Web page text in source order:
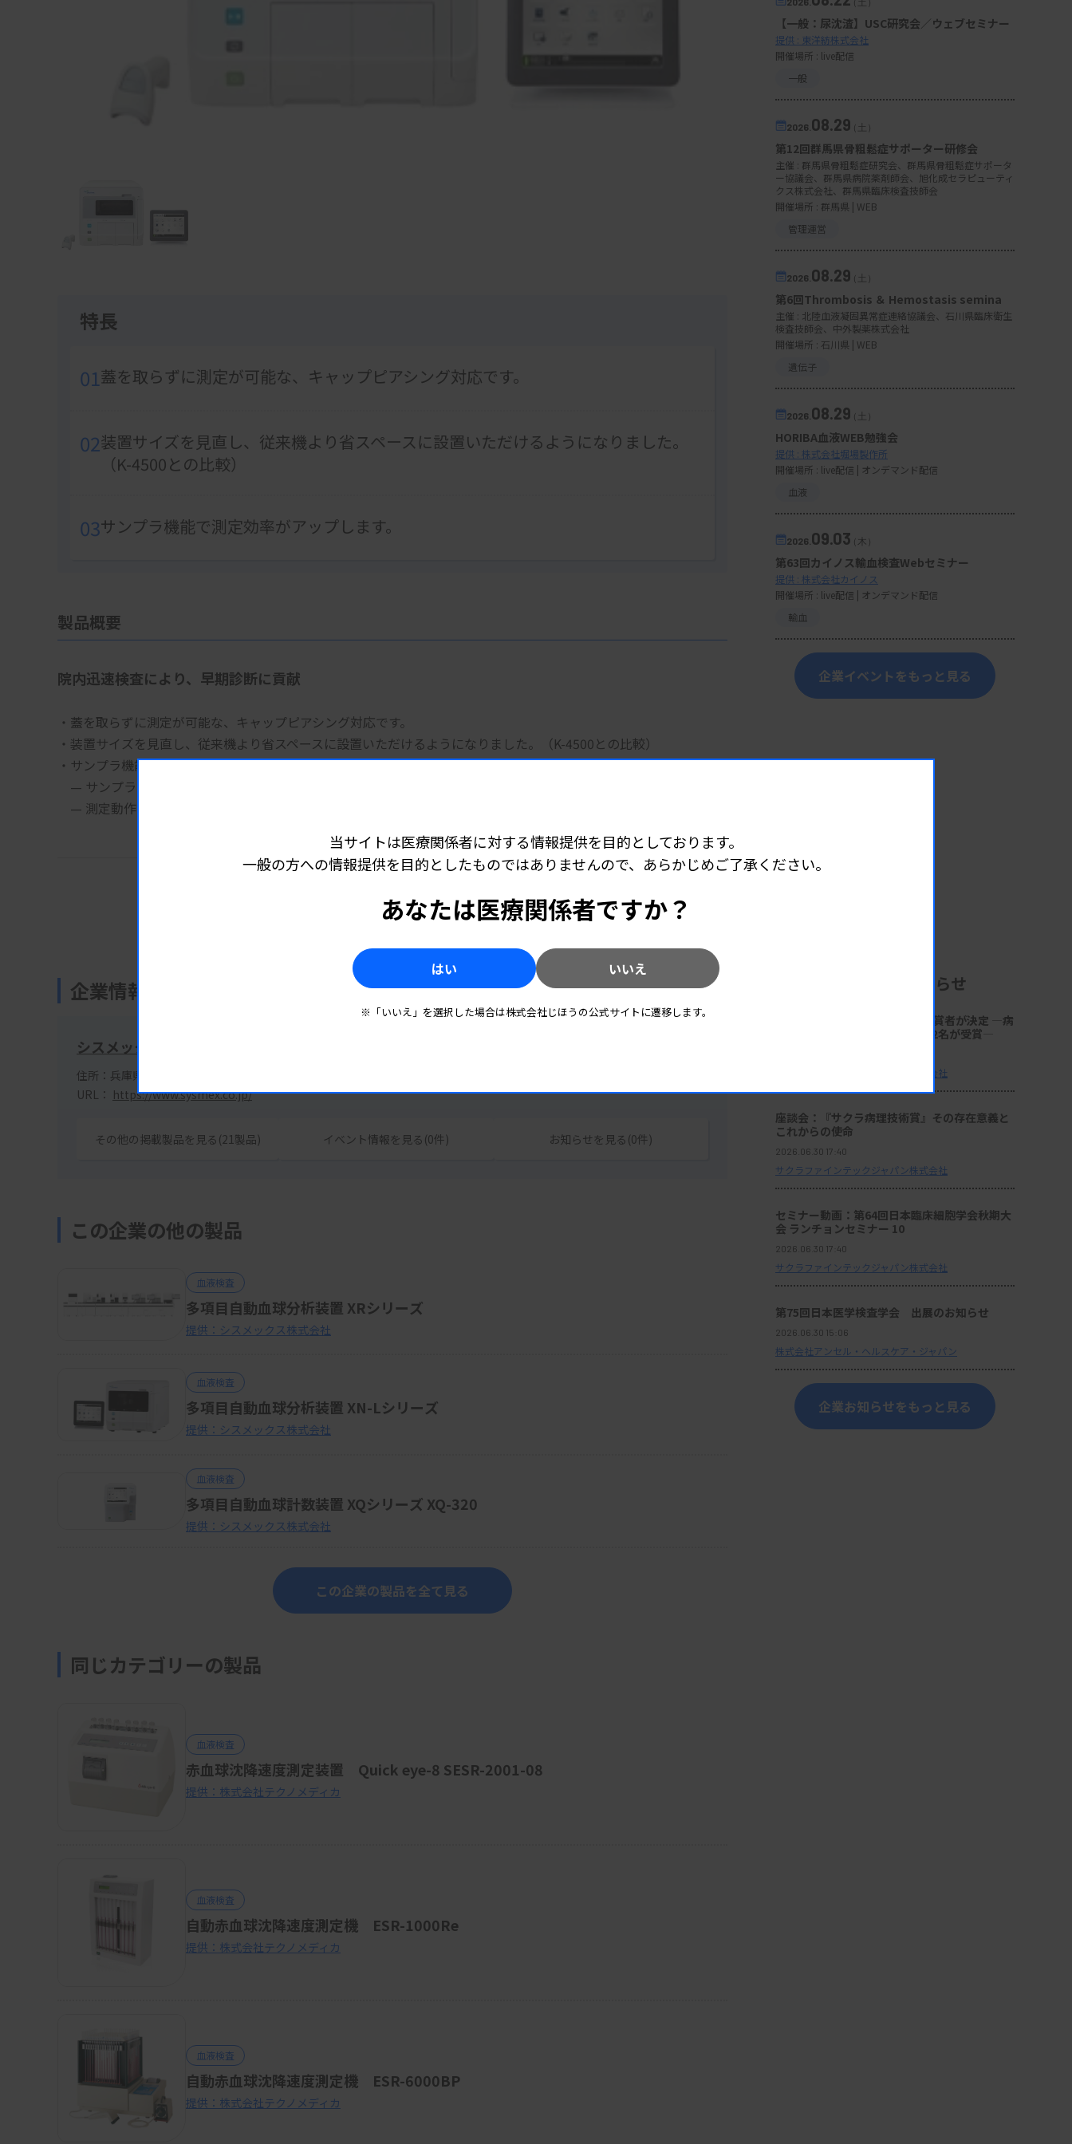
特長
01蓋を取らずに測定が可能な、キャップピアシング対応です。
02装置サイズを見直し、従来機より省スペースに設置いただけるようになりました。
（K-4500との比較）
03サンプラ機能で測定効率がアップします。
製品概要
院内迅速検査により、早期診断に貢献
・蓋を取らずに測定が可能な、キャップピアシング対応です。
・装置サイズを見直し、従来機より省スペースに設置いただけるようになりました。（K-4500との比較）
・サンプラ機能で測定効率がアップします。
— サンプラは2つの引き出しに各10検体セットでき、最大20本の連続測定が可能です。
— 測定動作中ではない側のラックを引き出す事ができ、随時、検体の取り出し、追加が可能です。
この製品へのお問い合わせ
企業情報
シスメックス株式会社
住所：兵庫県神戸市中央区脇浜海岸通1丁目5番1号
URL： https://www.sysmex.co.jp/
その他の掲載製品を見る(21製品) イベント情報を見る(0件) お知らせを見る(0件)
この企業の他の製品
血液検査
多項目自動血球分析装置 XRシリーズ
提供：シスメックス株式会社
血液検査
多項目自動血球分析装置 XN-Lシリーズ
提供：シスメックス株式会社
血液検査
多項目自動血球計数装置 XQシリーズ XQ-320
提供：シスメックス株式会社
この企業の製品を全て見る
同じカテゴリーの製品
血液検査
赤血球沈降速度測定装置 Quick eye-8 SESR-2001-08
提供：株式会社テクノメディカ
血液検査
自動赤血球沈降速度測定機 ESR-1000Re
提供：株式会社テクノメディカ
血液検査
自動赤血球沈降速度測定機 ESR-6000BP
提供：株式会社テクノメディカ
【一般：尿沈渣】USC研究会／ウェブセミナー
提供 : 東洋紡株式会社
開催場所 : live配信
一般
2026. 08.29 （土）
第12回群馬県骨粗鬆症サポーター研修会
主催 : 群馬県骨粗鬆症研究会、群馬県骨粗鬆症サポータ
ー協議会、群馬県病院薬剤師会、旭化成セラピューティ
クス株式会社、群馬県臨床検査技師会
開催場所 : 群馬県 | WEB
管理運営
2026. 08.29 （土）
第6回Thrombosis ＆ Hemostasis semina
主催 : 北陸血液凝固異常症連絡協議会、石川県臨床衛生
検査技師会、中外製薬株式会社
開催場所 : 石川県 | WEB
遺伝子
2026. 08.29 （土）
HORIBA血液WEB勉強会
提供 : 株式会社堀場製作所
開催場所 : live配信 | オンデマンド配信
血液
2026. 09.03（木）
第63回カイノス輸血検査Webセミナー
提供 : 株式会社カイノス
開催場所 : live配信 | オンデマンド配信
輸血
企業イベントをもっと見る
企業からのお知らせ
第18回「サクラ病理技術賞」受賞者が決定 ―病
理技術の発展と伝承に貢献する2名が受賞―
サクラファインテックジャパン株式会社
座談会：『サクラ病理技術賞』その存在意義と
これからの使命
2026.06.30 17:40
サクラファインテックジャパン株式会社
セミナー動画：第64回日本臨床細胞学会秋期大
会 ランチョンセミナー 10
2026.06.30 17:40
サクラファインテックジャパン株式会社
第75回日本医学検査学会 出展のお知らせ
2026.06.30 15:06
株式会社アンセル・ヘルスケア・ジャパン
企業お知らせをもっと見る
当サイトは医療関係者に対する情報提供を目的としております。
一般の方への情報提供を目的としたものではありませんので、あらかじめご了承ください。
あなたは医療関係者ですか？
はい いいえ
※「いいえ」を選択した場合は株式会社じほうの公式サイトに遷移します。